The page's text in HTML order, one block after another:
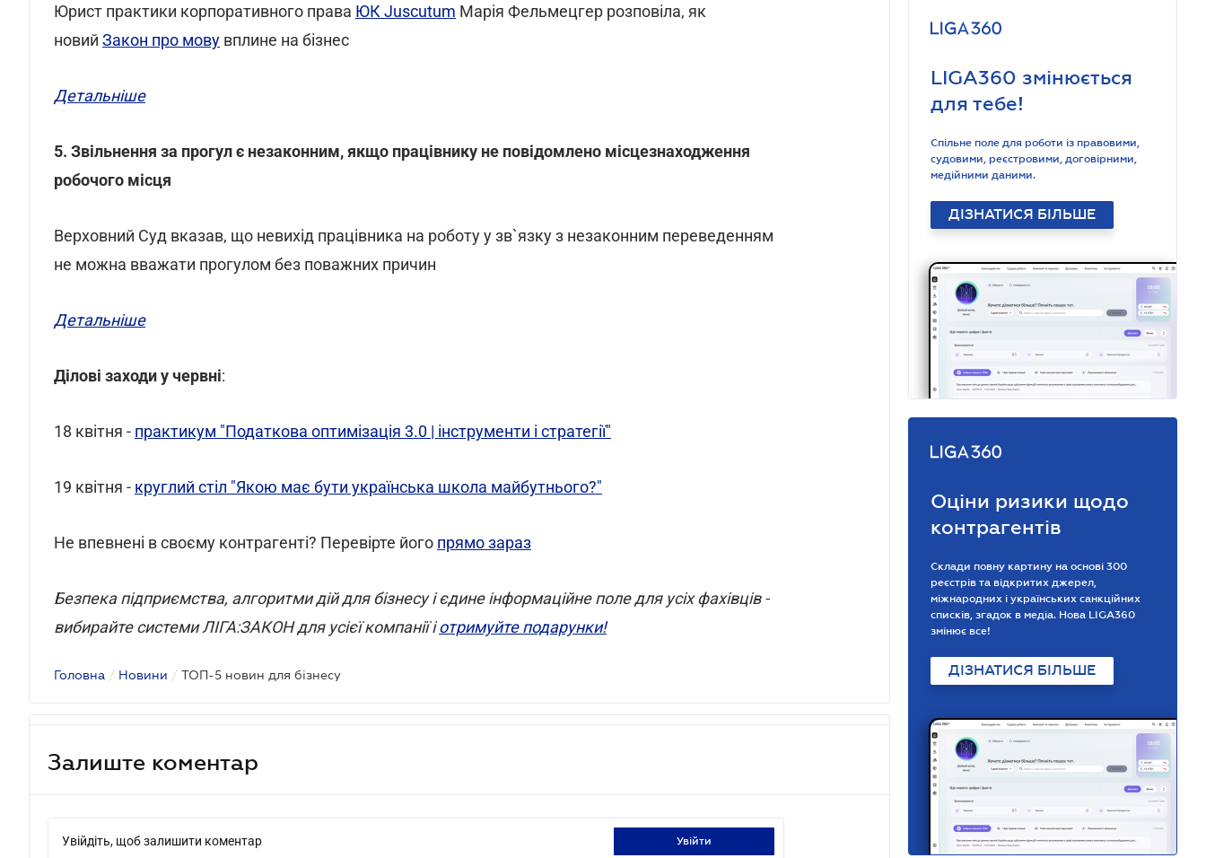
Юрист практики корпоративного права ЮК Juscutum Марія Фельмецгер розповіла, як
новий Закон про мову вплине на бізнес
Детальніше
5. Звільнення за прогул є незаконним, якщо працівнику не повідомлено місцезнаходження
робочого місця
Верховний Суд вказав, що невихід працівника на роботу у зв`язку з незаконним переведенням
не можна вважати прогулом без поважних причин
Детальніше
Ділові заходи у червні:
18 квітня - практикум "Податкова оптимізація 3.0 | інструменти і стратегії"
19 квітня - круглий стіл "Якою має бути українська школа майбутнього?"
Не впевнені в своєму контрагенті? Перевірте його прямо зараз
Безпека підприємства, алгоритми дій для бізнесу і єдине інформаційне поле для усіх фахівців -
вибирайте системи ЛІГА:ЗАКОН для усієї компанії іотримуйте подарунки!
Головна / Новини / ТОП-5 новин для бізнесу
Залиште коментар
Увійдіть, щоб залишити коментар увійти
LIGA360 змінюється
для тебе!
Спільне поле для роботи із правовими,
судовими, реєстровими, договірними,
медійними даними.
ДІЗНАТИСЯ БІЛЬШЕ
Оціни ризики щодо
контрагентів
Склади повну картину на основі 300
реєстрів та відкритих джерел,
міжнародних і українських санкційних
списків, згадок в медіа. Нова LIGA360
змінює все!
ДІЗНАТИСЯ БІЛЬШЕ